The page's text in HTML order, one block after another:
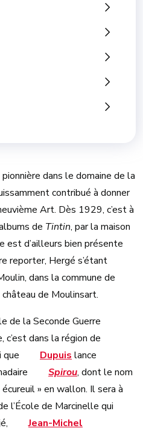
dans le domaine de la
contribué à donner
Art. Dès 1929, c’est à
de Tintin, par la maison
est d’ailleurs bien présente
reporter, Hergé s’étant
dans la commune de
de Moulinsart.
de la Seconde Guerre
c’est dans la région de
que
Dupuis lance
Spirou, dont le nom
» en wallon. Il sera à
l’École de Marcinelle qui
Jean-Michel